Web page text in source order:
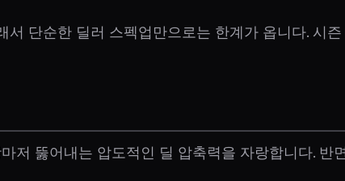
단순한 딜러 스펙업만으로는 한계가 옵니다. 시
저 뚫어내는 압도적인 딜 압축력을 자랑합니다. 반